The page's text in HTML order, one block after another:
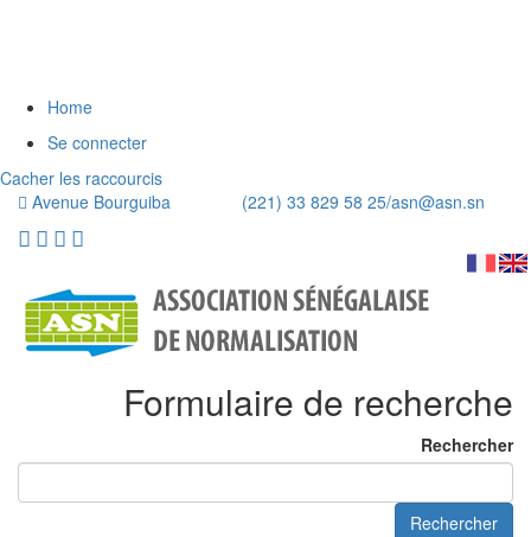
Home
Se connecter
Cacher les raccourcis
Avenue Bourguiba (221) 33 829 58 25/asn@asn.sn
Formulaire de recherche
Rechercher
Rechercher